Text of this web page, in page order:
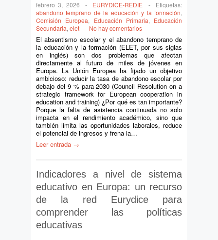
febrero 3, 2026 - EURYDICE-REDIE -
Etiquetas:
abandono temprano de la educación y la formación,
Comisión Europea, Educación Primaria, Educación
Secundaria, elet - No hay comentarios
El absentismo escolar y el abandono temprano de
la educación y la formación (ELET, por sus siglas
en inglés) son dos problemas que afectan
directamente al futuro de miles de jóvenes en
Europa. La Unión Europea ha fijado un objetivo
ambicioso: reducir la tasa de abandono escolar por
debajo del 9 % para 2030 (Council Resolution on a
strategic framework for European cooperation in
education and training) ¿Por qué es tan importante?
Porque la falta de asistencia continuada no solo
impacta en el rendimiento académico, sino que
también limita las oportunidades laborales, reduce
el potencial de ingresos y frena la…
Leer entrada →
Indicadores a nivel de sistema
educativo en Europa: un recurso
de la red Eurydice para
comprender las políticas
educativas